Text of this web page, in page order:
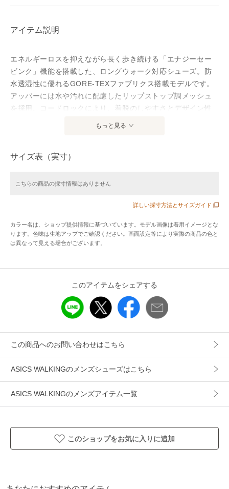
アイテム説明
エネルギーロスを抑えながら長く歩き続ける「エナジーセー
ビンク」機能を搭載した、ロングウォーク対応シューズ。防
水透湿性に優れるGORE-TEXファブリクス搭載モデルです。
アッパーには水や汚れに配慮したリップストップ調メッシュ
を採用。コードロックにより、着脱のしやすさとデザイン性
足部には大型のTPU PLATE を搭載。剛性を高め、より効率的
緩衝性を高めるfuze GELを搭載。モールドカウンター採用に
ト感を高める。アウターソールは、さまざまな路面コンディ
ックスのウォーキングテクノロジーが詰まった、快適なロン
グウォークをサポートする1足です。
■キーワード
スニーカー、ローカット、ウォーキングシューズ
配送料
送料無料
（税込5,000円以上ご購入で送料無料）
性別タイプ メンズ
シューズ スニーカー
ム底
もっと見る
サイズ表（実寸）
こちらの商品の採寸情報はありません
詳しい採寸方法とサイズガイド
カラー名は、ショップ提供情報に基づいています。モデル画像は着用イメージとな
ります。色味は生地アップでご確認ください。画面設定等により実際の商品の色と
は異なって見える場合がございます。
このアイテムをシェアする
この商品へのお問い合わせはこちら
ASICS WALKINGのメンズシューズはこちら
ASICS WALKINGのメンズアイテム一覧
このショップをお気に入りに追加